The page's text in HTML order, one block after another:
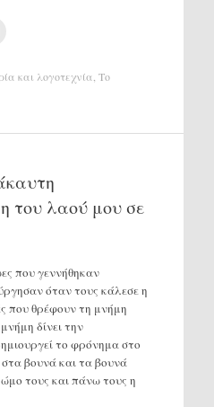
και λογοτεχνία Το
λαού μου σε
που γεννήθηκαν
όταν τους κάλεσε η
που θρέφουν τη μνήμη
δίνει την
το φρόνημα στο
βουνά και τα βουνά
τους και πάνω τους η